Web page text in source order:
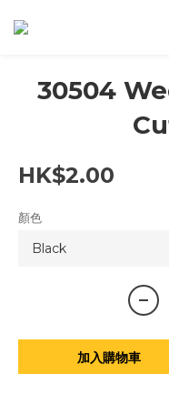
30504
HK$2.00
顏色
加入購物車